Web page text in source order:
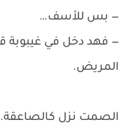
— بس للأسف…
المريض.
الصمت نزل كالصاعقة.